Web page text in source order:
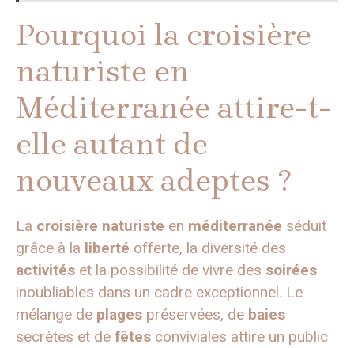
Pourquoi la croisière
naturiste en
Méditerranée attire-t-
elle autant de
nouveaux adeptes ?
La croisière naturiste en méditerranée séduit
grâce à la liberté offerte, la diversité des
activités et la possibilité de vivre des soirées
inoubliables dans un cadre exceptionnel. Le
mélange de plages préservées, de baies
secrètes et de fêtes conviviales attire un public